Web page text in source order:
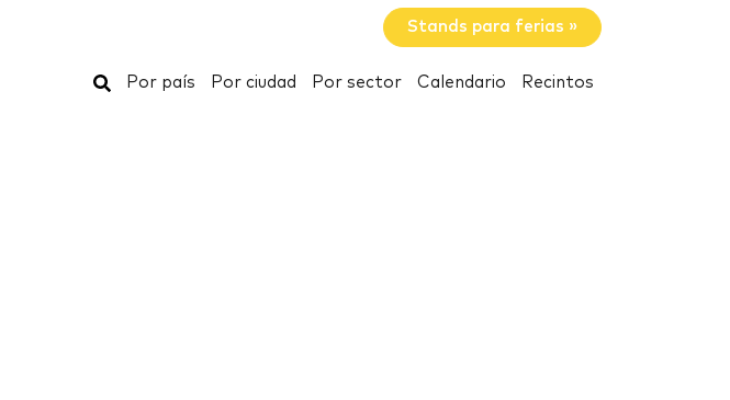
Stands para ferias »
Buscar
Por país Por ciudad Por sector Calendario Recintos